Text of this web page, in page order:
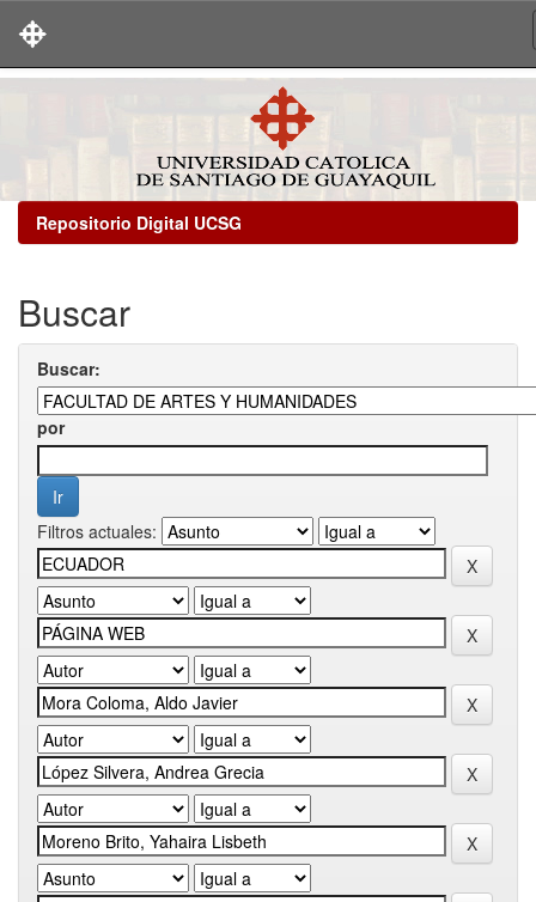
Repositorio Digital UCSG
Buscar
Buscar:
por
Filtros actuales: